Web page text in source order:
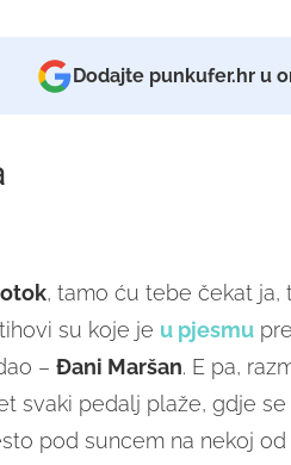
Dodajte punkufer.hr u
, tamo ću tebe čekat ja,
su koje je u pjesmu
– Đani Maršan. E pa,
svaki pedalj plaže, gdje
pod suncem na nekoj